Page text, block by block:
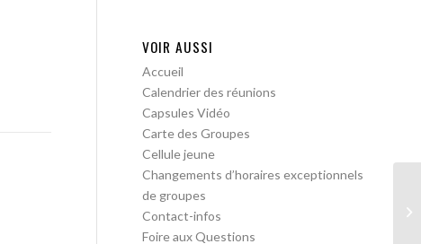
VOIR AUSSI
Accueil
Calendrier des réunions
Capsules Vidéo
Carte des Groupes
Cellule jeune
Changements d’horaires exceptionnels
de groupes
Contact-infos
Foire aux Questions